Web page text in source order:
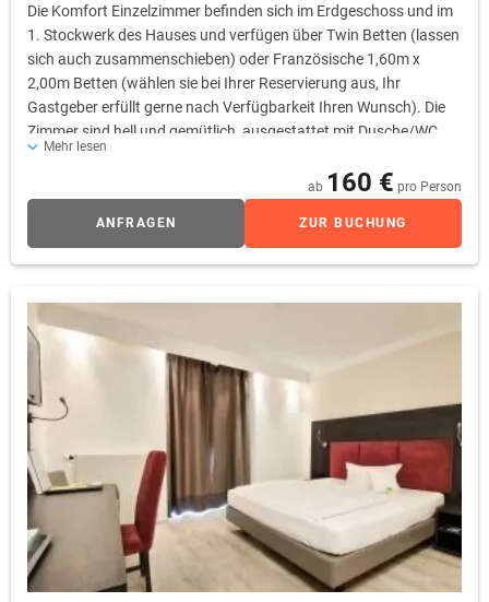
Die Komfort Einzelzimmer befinden sich im Erdgeschoss und im
1. Stockwerk des Hauses und verfügen über Twin Betten (lassen
sich auch zusammenschieben) oder Französische 1,60m x
2,00m Betten (wählen sie bei Ihrer Reservierung aus, Ihr
Gastgeber erfüllt gerne nach Verfügbarkeit Ihren Wunsch). Die
Zimmer sind hell und gemütlich, ausgestattet mit Dusche/WC,
Fön, großem Schreibtisch, TV, Telefon, Verdunklungsvorhängen,
Minibar, sowie einer kostenlosen Tee- und Kaffeestation.
Mehr lesen
ab 160 € pro Person
ANFRAGEN ZUR BUCHUNG